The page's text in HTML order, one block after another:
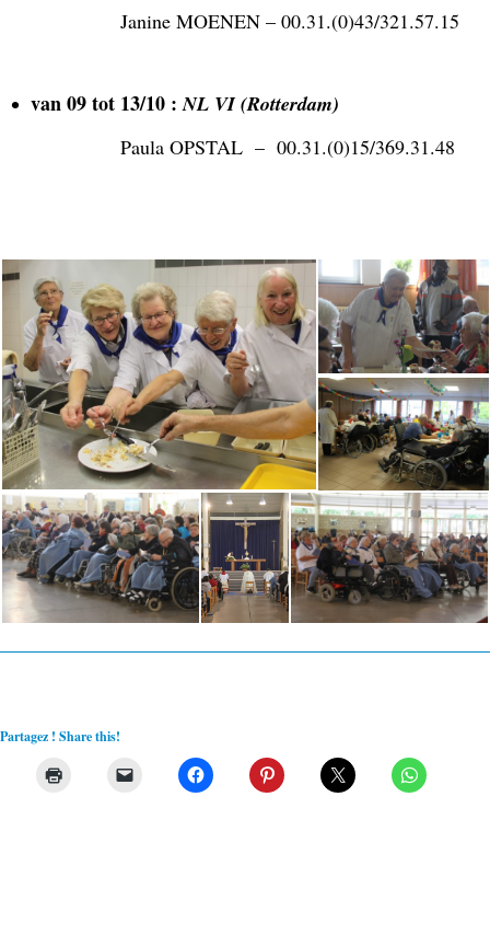
Janine MOENEN – 00.31.(0)43/321.57.15
van 09 tot 13/10 :NL VI (Rotterdam)
Paula OPSTAL – 00.31.(0)15/369.31.48
Partagez ! Share this!